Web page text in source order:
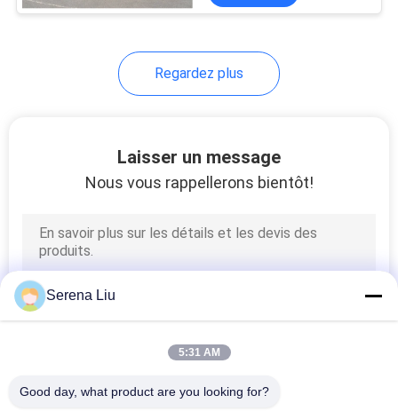
Regardez plus
Laisser un message
Nous vous rappellerons bientôt!
Serena Liu
5:31 AM
Good day, what product are you looking for?